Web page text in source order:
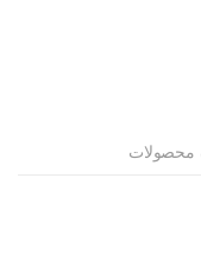
محصولات